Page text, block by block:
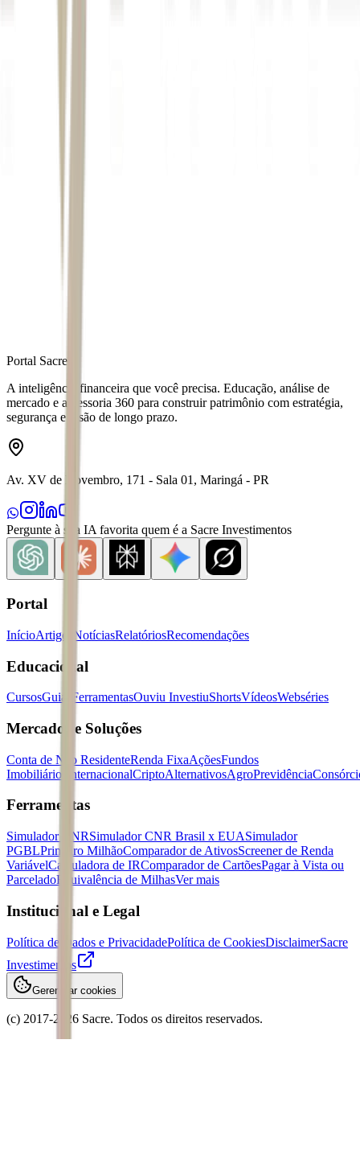
Portal Sacre
A inteligência financeira que você precisa. Educação, análise de
mercado e assessoria 360 para construir patrimônio com estratégia,
segurança e visão de longo prazo.
Av. XV de Novembro, 171 - Sala 01, Maringá - PR
Pergunte à sua IA favorita quem é a Sacre Investimentos
Portal
InícioArtigos NotíciasRelatóriosRecomendações
Educacional
CursosGuias FerramentasOuviu InvestiuShortsVídeosWebséries
Mercados e Soluções
Conta de Não ResidenteRenda FixaAçõesFundos
Imobiliários
InternacionalCriptoAlternativosAgroPrevidência
Ferramentas
Simulador CNRSimulador CNR Brasil x EUASimulador
PGBLPrimeiro MilhãoComparador de AtivosScreener de Renda
VariávelCalculadora de IRComparador de CartõesPagar à Vista ou
ParceladoEquivalência de MilhasVer mais
Institucional e Legal
Política de Dados e PrivacidadePolítica de CookiesDisclaimerSacre
Investimentos
Gerenciar cookies
(c) 2017-2026 Sacre. Todos os direitos reservados.